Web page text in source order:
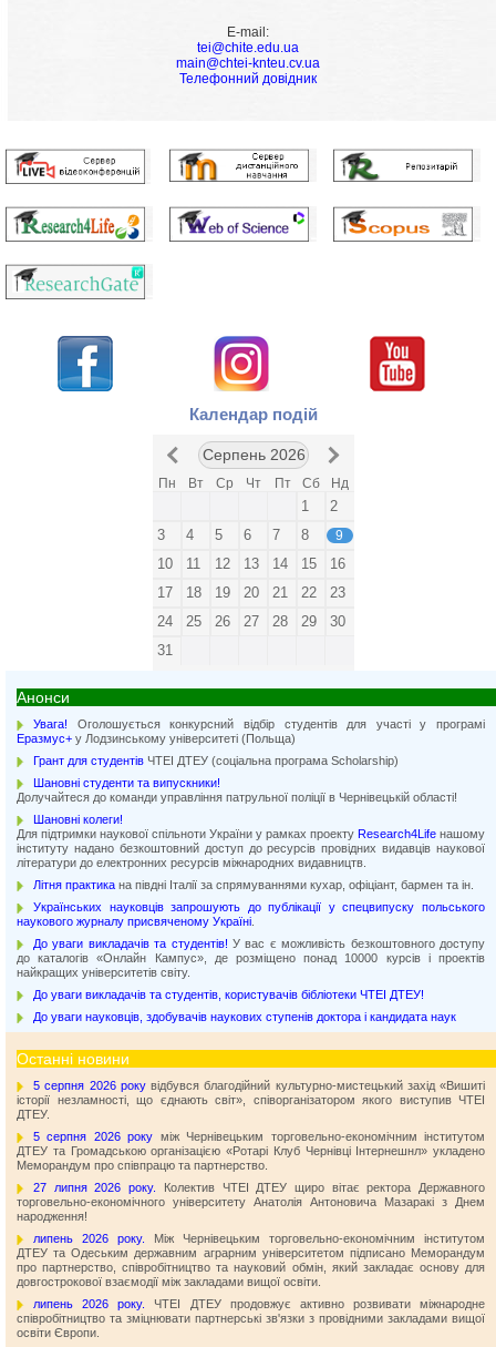
E-mail:
tei@chite.edu.ua
main@chtei-knteu.cv.ua
Телефонний довідник
Календар подій
Серпень 2026
Пн Вт Ср Чт Пт Сб Нд
1
2
3
4 5 6 7 8 9
10 11 12 13 14 15
16
17
18 19 20 21 22
23
24
25 26 27 28 29
30
31
Анонси
Увага! Оголошується конкурсний відбір студентів для участі у програмі
Еразмус+ у Лодзинському університеті (Польща)
Грант для студентів ЧТЕІ ДТЕУ (соціальна програма Scholarship)
Шановні студенти та випускники!
Долучайтеся до команди управління патрульної поліції в Чернівецькій області!
Шановні колеги!
Для підтримки наукової спільноти України у рамках проекту Research4Life нашому
інституту надано безкоштовний доступ до ресурсів провідних видавців наукової
літератури до електронних ресурсів міжнародних видавництв.
Літня практика на півдні Італії за спрямуваннями кухар, офіціант, бармен та ін.
Українських науковців запрошують до публікації у спецвипуску польського
наукового журналу присвяченому Україні
До уваги викладачів та студентів! У вас є можливість безкоштовного доступу
до каталогів «Онлайн Кампус», де розміщено понад 10000 курсів і проектів
найкращих університетів світу.
До уваги викладачів та студентів, користувачів бібліотеки ЧТЕІ ДТЕУ!
До уваги науковців, здобувачів наукових ступенів доктора і кандидата наук
Останні новини
5 серпня 2026 рокувідбувся благодійний культурно-мистецький захід «Вишиті
історії незламності, що єднають світ», співорганізатором якого виступив ЧТЕІ
ДТЕУ.
5 серпня 2026 року між Чернівецьким торговельно-економічним інститутом
ДТЕУ та Громадською організацією «Ротарі Клуб Чернівці Інтернешнл» укладено
Меморандум про співпрацю та партнерство.
27 липня 2026 року.
Колектив ЧТЕІ ДТЕУ щиро вітає ректора Державного
торговельно-економічного університету Анатолія Антоновича Мазаракі з Днем
народження!
липень 2026 року.
Між Чернівецьким торговельно-економічним інститутом
ДТЕУ та Одеським державним аграрним університетом підписано Меморандум
про партнерство, співробітництво та науковий обмін, який закладає основу для
довгострокової взаємодії між закладами вищої освіти.
липень 2026 року.
ЧТЕІ ДТЕУ продовжує активно розвивати міжнародне
співробітництво та зміцнювати партнерські зв'язки з провідними закладами вищої
освіти Європи.